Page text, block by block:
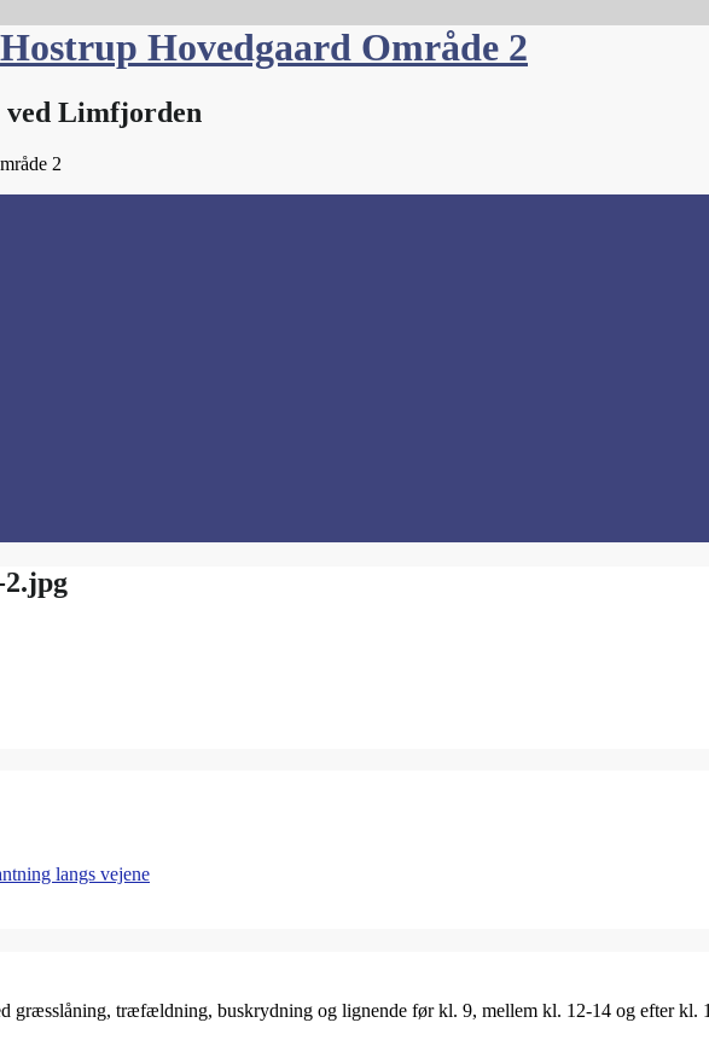
Hovedgaard Område 2
ved Limfjorden
2.jpg
langs vejene
græsslåning, træfældning, buskrydning og lignende før kl. 9, mellem kl. 12-14 og efter kl.